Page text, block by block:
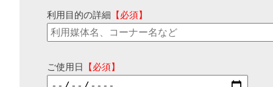
利用目的の詳細 【必須】
ご使用日 【必須】